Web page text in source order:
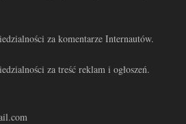
za komentarze Internautów.
za treść reklam i ogłoszeń.